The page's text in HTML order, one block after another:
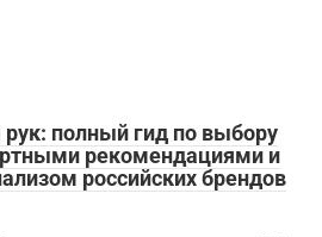
полный гид по выбору
рекомендациями и
российских брендов